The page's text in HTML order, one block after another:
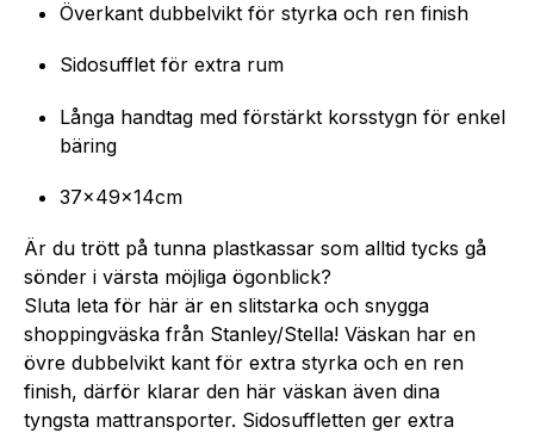
Överkant dubbelvikt för styrka och ren finish
Sidosufflet för extra rum
Långa handtag med förstärkt korsstygn för enkel
bäring
37x49x14cm
Är du trött på tunna plastkassar som alltid tycks gå
sönder i värsta möjliga ögonblick?
Sluta leta för här är en slitstarka och snygga
shoppingväska från Stanley/Stella! Väskan har en
övre dubbelvikt kant för extra styrka och en ren
finish, därför klarar den här väskan även dina
tyngsta mattransporter. Sidosuffletten ger extra